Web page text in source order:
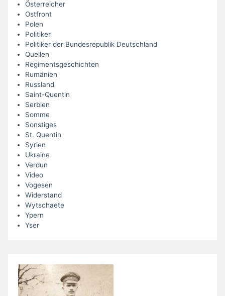
Österreicher
Ostfront
Polen
Politiker
Politiker der Bundesrepublik Deutschland
Quellen
Regimentsgeschichten
Rumänien
Russland
Saint-Quentin
Serbien
Somme
Sonstiges
St. Quentin
Syrien
Ukraine
Verdun
Video
Vogesen
Widerstand
Wytschaete
Ypern
Yser